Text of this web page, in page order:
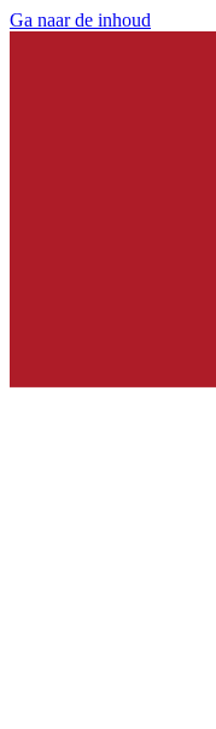
Ga naar de inhoud